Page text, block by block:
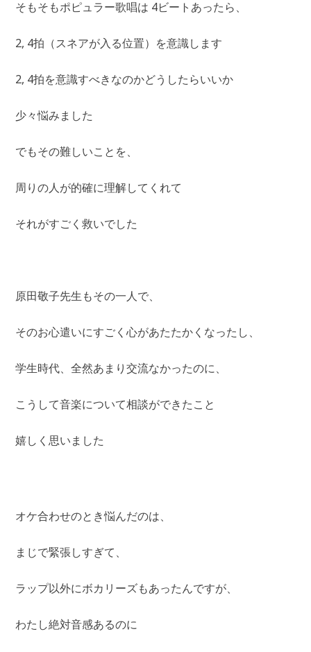
そもそもポピュラー歌唱は 4ビートあったら、
2, 4拍（スネアが入る位置）を意識します
2, 4拍を意識すべきなのかどうしたらいいか
少々悩みました
でもその難しいことを、
周りの人が的確に理解してくれて
それがすごく救いでした
原田敬子先生もその一人で、
そのお心遣いにすごく心があたたかくなったし、
学生時代、全然あまり交流なかったのに、
こうして音楽について相談ができたこと
嬉しく思いました
オケ合わせのとき悩んだのは、
まじで緊張しすぎて、
ラップ以外にボカリーズもあったんですが、
わたし絶対音感あるのに